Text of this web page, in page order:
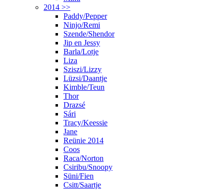
2014 >>
Paddy/Pepper
Ninjo/Remi
Szende/Shendor
Jip en Jessy
Barla/Lotje
Liza
Sziszi/Lizzy
Lüzsi/Daantje
Kimble/Teun
Thor
Drazsé
Sári
Tracy/Keessie
Jane
Reünie 2014
Coos
Raca/Norton
Csiribu/Snoopy
Süni/Fien
Csitt/Saartje